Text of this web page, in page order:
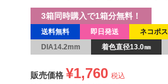
送料無料 即日発送 ネコポス
DIA14.2mm
着色直径13.0㎜
3箱同時購入で1箱分無料！
販売価格 ¥1,760 税込